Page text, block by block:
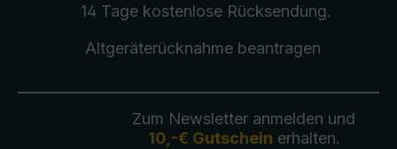
14 Tage kostenlose Rücksendung.
Altgeräterücknahmebeantragen
Zum Newsletter anmelden und
10,-€ Gutschein erhalten.